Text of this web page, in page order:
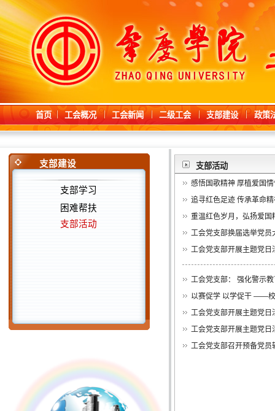
首页 工会概况 工会新闻 二级工会 支部建设 政策
支部建设
支部学习
困难帮扶
支部活动
支部活动
感悟国歌精神 厚植爱国
追寻红色足迹 传承革命
重温红色岁月，弘扬爱国
工会党支部换届选举党员
工会党支部开展主题党日
工会党支部： 强化警示
以赛促学 以学促干 ——
工会党支部开展主题党日
工会党支部开展主题党日
工会党支部召开预备党员